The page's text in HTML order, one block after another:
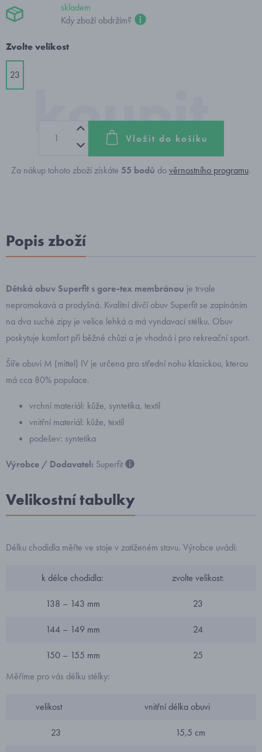
skladem
Kdy zboží obdržím?
Zvolte velikost
23
Vložit do košíku
Za nákup tohoto zboží získáte 55 bodů dověrnostního programu.
Popis zboží
Dětská obuv Superfit s gore-tex membránou je trvale
nepromokavá a prodyšná. Kvalitní dívčí obuv Superfit se zapínáním
na dva suché zipy je velice lehká a má vyndavací stélku. Obuv
poskytuje komfort při běžné chůzi a je vhodná i pro rekreační sport.
Šíře obuvi M (mittel) IV je určena pro střední nohu klasickou, kterou
má cca 80% populace.
vrchní materiál: kůže, syntetika, textil
vnitřní materiál: kůže, textil
podešev: syntetika
Výrobce / Dodavatel: Superfit
Velikostní tabulky
Délku chodidla měřte ve stoje v zatíženém stavu. Výrobce uvádí:
k délce chodidla: zvolte velikost:
138 – 143 mm 23
144 – 149 mm 24
150 – 155 mm
25
Měříme pro vás délku stélky:
velikost vnitřní délka obuvi
23 15,5 cm